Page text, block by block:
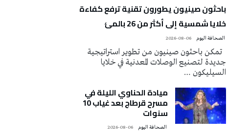
باحثون صينيون يطورون تقنية ترفع كفاءة
خلايا شمسية إلى أكثر من 26 بالمئ
2026-08-06
تمكن باحثون صينيون من تطوير استراتيجية
جديدة لتصنيع الوصلات المعدنية في خلايا
السيليكون …
ميادة الحناوي الليلة في
مسرح قرطاج بعد غياب 10
سنوات
2026-08-06